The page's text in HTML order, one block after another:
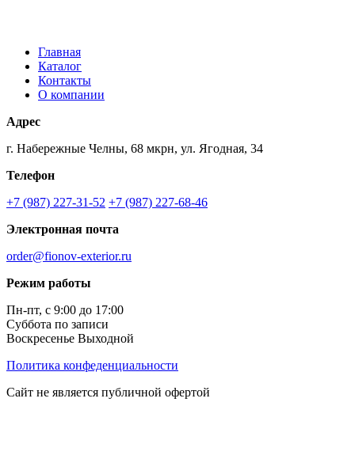
Главная
Каталог
Контакты
О компании
Адрес
г. Набережные Челны, 68 мкрн, ул. Ягодная, 34
Телефон
+7 (987) 227-31-52 +7 (987) 227-68-46
Электронная почта
order@fionov-exterior.ru
Режим работы
Пн-пт, с 9:00 до 17:00
Суббота по записи
Воскресенье Выходной
Политика конфеденциальности
Сайт не является публичной офертой